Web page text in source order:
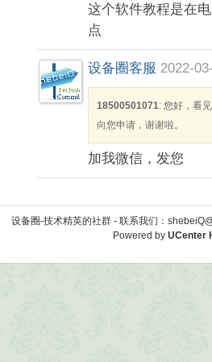
这个软件教程是在
点
设备圈客服 2022-
18500501071: 您好，看
向您申请，谢谢啦。
加我微信，发您
设备圈-技术精英的社群 - 联系我们：
Powered by UCenter